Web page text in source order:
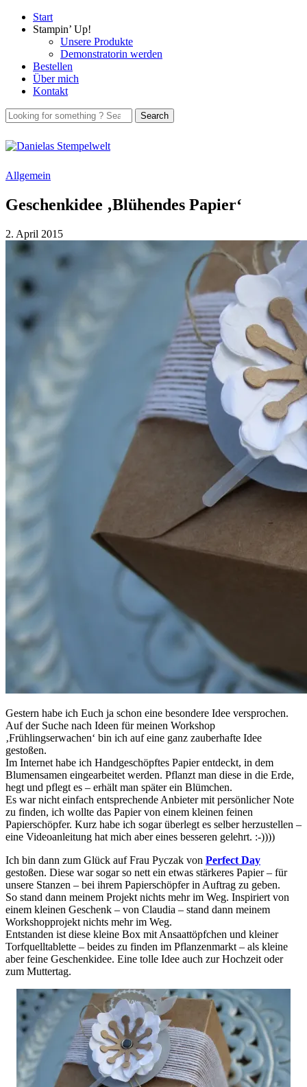
Start
Stampin’ Up!
Unsere Produkte
Demonstratorin werden
Bestellen
Über mich
Kontakt
Allgemein
Geschenkidee ‚Blühendes Papier‘
2. April 2015
Gestern habe ich Euch ja schon eine besondere Idee versprochen.
Auf der Suche nach Ideen für meinen Workshop
‚Frühlingserwachen‘ bin ich auf eine ganz zauberhafte Idee
gestoßen.
Im Internet habe ich Handgeschöpftes Papier entdeckt, in dem
Blumensamen eingearbeitet werden. Pflanzt man diese in die Erde,
hegt und pflegt es – erhält man später ein Blümchen.
Es war nicht einfach entsprechende Anbieter mit persönlicher Note
zu finden, ich wollte das Papier von einem kleinen feinen
Papierschöpfer. Kurz habe ich sogar überlegt es selber herzustellen –
eine Videoanleitung hat mich aber eines besseren gelehrt. :-))))
Ich bin dann zum Glück auf Frau Pyczak von Perfect Day
gestoßen. Diese war sogar so nett ein etwas stärkeres Papier – für
unsere Stanzen – bei ihrem Papierschöpfer in Auftrag zu geben.
So stand dann meinem Projekt nichts mehr im Weg. Inspiriert von
einem kleinen Geschenk – von Claudia – stand dann meinem
Workshopprojekt nichts mehr im Weg.
Entstanden ist diese kleine Box mit Ansaattöpfchen und kleiner
Torfquelltablette – beides zu finden im Pflanzenmarkt – als kleine
aber feine Geschenkidee. Eine tolle Idee auch zur Hochzeit oder
zum Muttertag.